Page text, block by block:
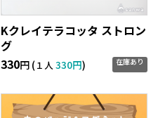
Kクレイテラコッタ ストロン
グ
330円 (１人330円) 在庫あり